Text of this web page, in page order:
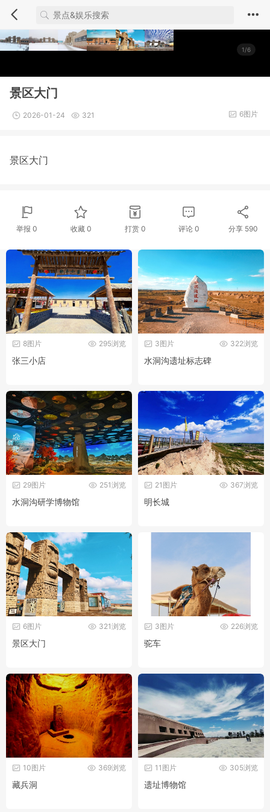
1/6
景区大门
2026-01-24 321 6图片
景区大门
举报 0 收藏 0 打赏 0 评论0 分享 590
295浏览
8图片
张三小店
322浏览
3图片
水洞沟遗址标志碑
251浏览
29图片
水洞沟研学博物馆
367浏览
21图片
明长城
321浏览
6图片
景区大门
226浏览
3图片
驼车
369浏览
10图片
藏兵洞
305浏览
11图片
遗址博物馆